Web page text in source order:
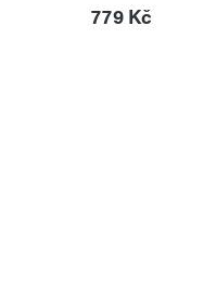
779 Kč